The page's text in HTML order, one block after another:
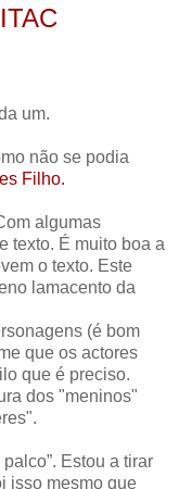
um.
não se podia
Filho.
algumas
texto. É muito boa a
o texto. Este
lamacento da
(é bom
que os actores
que é preciso.
dos "meninos"
Estou a tirar
isso mesmo que